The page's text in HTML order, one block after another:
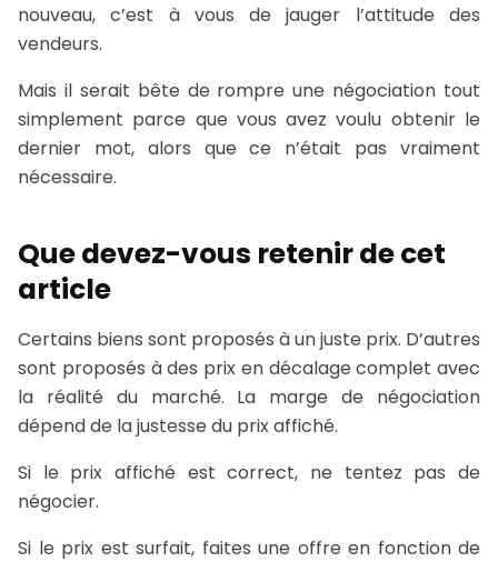
nouveau, c’est à vous de jauger l’attitude des
vendeurs.
Mais il serait bête de rompre une négociation tout
simplement parce que vous avez voulu obtenir le
dernier mot, alors que ce n’était pas vraiment
nécessaire.
Que devez-vous retenir de cet
article
Certains biens sont proposés à un juste prix. D’autres
sont proposés à des prix en décalage complet avec
la réalité du marché. La marge de négociation
dépend de la justesse du prix affiché.
Si le prix affiché est correct, ne tentez pas de
négocier.
Si le prix est surfait, faites une offre en fonction de